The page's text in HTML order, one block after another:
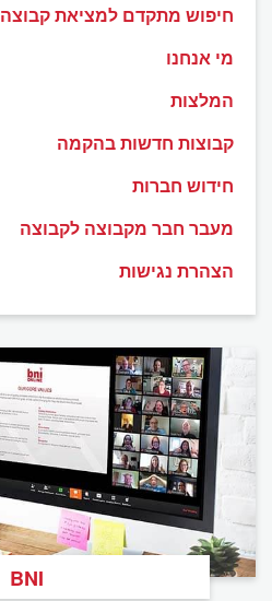
חיפוש מתקדם למציאת קבוצה
מי אנחנו
המלצות
קבוצות חדשות בהקמה
חידוש חברות
מעבר חבר מקבוצה לקבוצה
הצהרת נגישות
BNI